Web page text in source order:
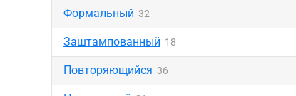
Формальный 32
Заштампованный 18
Повторяющийся 36